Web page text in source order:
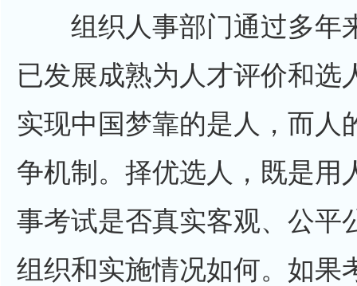
组织人事部门通过多年
已发展成熟为人才评价和选
实现中国梦靠的是人，而人
争机制。择优选人，既是用
事考试是否真实客观、公平
组织和实施情况如何。如果